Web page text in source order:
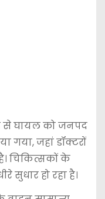
से घायल को जनपद
गया, जहां डॉक्टरों
चिकित्सकों के
सुधार हो रहा है।